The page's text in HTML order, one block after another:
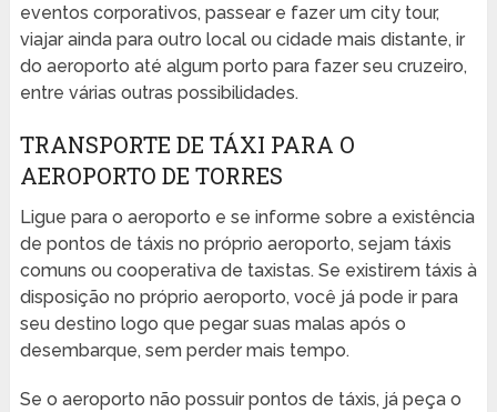
eventos corporativos, passear e fazer um city tour,
viajar ainda para outro local ou cidade mais distante, ir
do aeroporto até algum porto para fazer seu cruzeiro,
entre várias outras possibilidades.
TRANSPORTE DE TÁXI PARA O
AEROPORTO DE TORRES
Ligue para o aeroporto e se informe sobre a existência
de pontos de táxis no próprio aeroporto, sejam táxis
comuns ou cooperativa de taxistas. Se existirem táxis à
disposição no próprio aeroporto, você já pode ir para
seu destino logo que pegar suas malas após o
desembarque, sem perder mais tempo.
Se o aeroporto não possuir pontos de táxis, já peça o